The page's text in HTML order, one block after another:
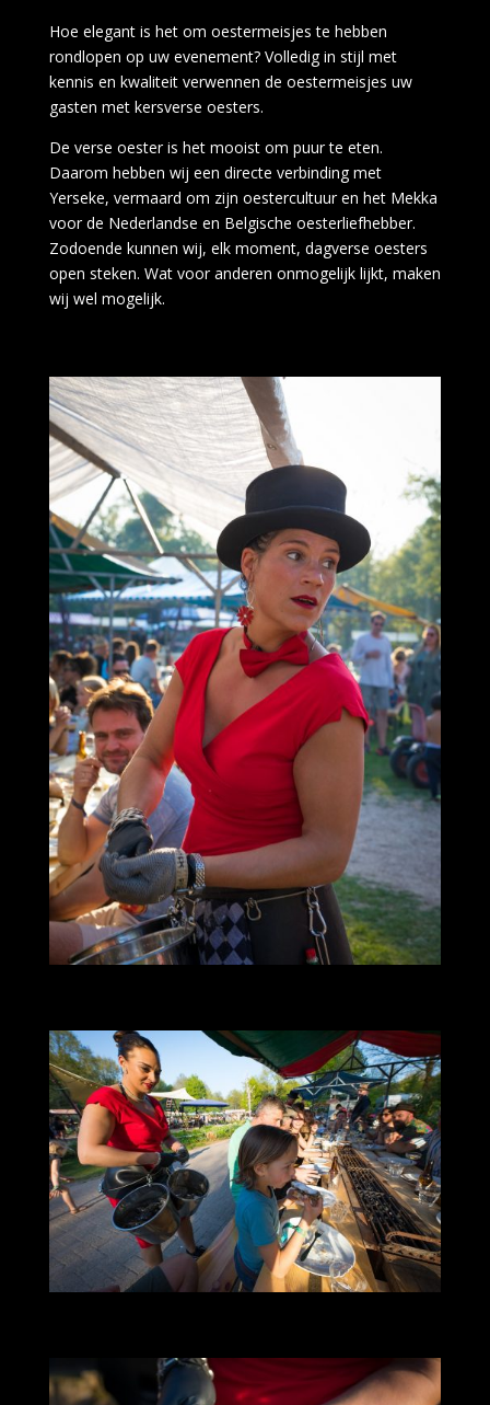
Hoe elegant is het om oestermeisjes te hebben
rondlopen op uw evenement? Volledig in stijl met
kennis en kwaliteit verwennen de oestermeisjes uw
gasten met kersverse oesters.
De verse oester is het mooist om puur te eten.
Daarom hebben wij een directe verbinding met
Yerseke, vermaard om zijn oestercultuur en het Mekka
voor de Nederlandse en Belgische oesterliefhebber.
Zodoende kunnen wij, elk moment, dagverse oesters
open steken. Wat voor anderen onmogelijk lijkt, maken
wij wel mogelijk.